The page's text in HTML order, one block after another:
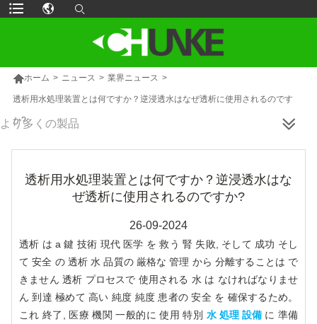
ホーム > ニュース > 業界ニュース >
透析用水処理装置とは何ですか？逆浸透水はなぜ透析に使用されるのです
か?
より多くの製品
透析用水処理装置とは何ですか？逆浸透水はな
ぜ透析に使用されるのですか?
26-09-2024
透析 は a 鍵 技術 現代 医学 を 救う 腎 失敗, そして 成功 そし
て 安全 の 透析 水 品質の 厳格な 管理 から 分離することは で
きません 透析 プロセスで 使用される 水 は なければなりませ
ん 到達 極めて 高い 純度 純度 患者の 安全 を 確保するため。
これ 終了, 医療 機関 一般的に 使用 特別 水 処理 設備に 準備